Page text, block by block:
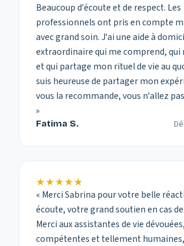
Beaucoup d'écoute et de respect. Les
professionnels ont pris en compte
avec grand soin. J'ai une aide à
extraordinaire qui me comprend, qui
et qui partage mon rituel de vie au
suis heureuse de partager mon
vous la recommande, vous n'allez
»
Fatima S.
★★★★★
★★★★★
« Merci Sabrina pour votre belle
écoute, votre grand soutien en cas
Merci aux assistantes de vie dévouées,
compétentes et tellement